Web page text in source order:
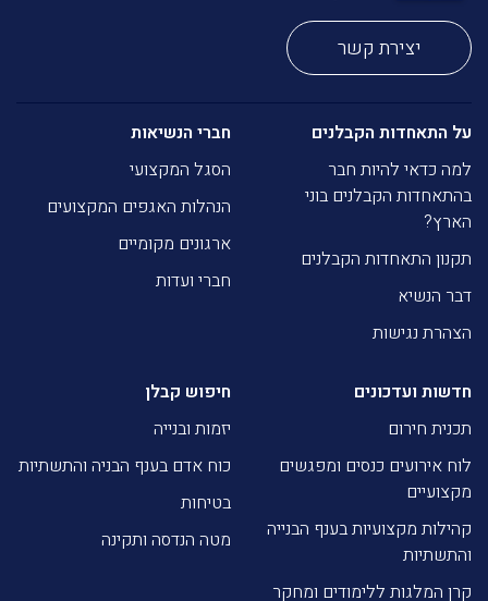
יצירת קשר
על התאחדות הקבלנים
למה כדאי להיות חבר
בהתאחדות הקבלנים בוני
הארץ?
תקנון התאחדות הקבלנים
דבר הנשיא
הצהרת נגישות
חברי הנשיאות
הסגל המקצועי
הנהלות האגפים המקצועים
ארגונים מקומיים
חברי ועדות
חדשות ועדכונים
תכנית חירום
לוח אירועים כנסים ומפגשים
מקצועיים
קהילות מקצועיות בענף הבנייה
והתשתיות
קרן המלגות ללימודים ומחקר
חיפוש קבלן
יזמות ובנייה
כוח אדם בענף הבניה והתשתיות
בטיחות
מטה הנדסה ותקינה